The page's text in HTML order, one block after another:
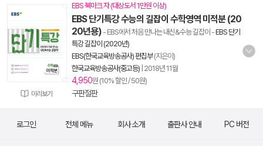
미리보기
EBS 북마크 자 (대상도서 1만원 이상)
EBS 단기특강 수능의 길잡이 수학영역 미적분 (20
20년용) - EBS에서 처음 만나는 내신&수능 길잡이 -EBS 단기
특강 길잡이 (2020년)
EBS(한국교육방송공사) 편집부(지은이)
한국교육방송공사(중고등) 2018년 11월
4,950원 (10% 할인 / 50원)
구판절판
로그인 전체 메뉴 회사 소개 출판사 안내 PC 버전